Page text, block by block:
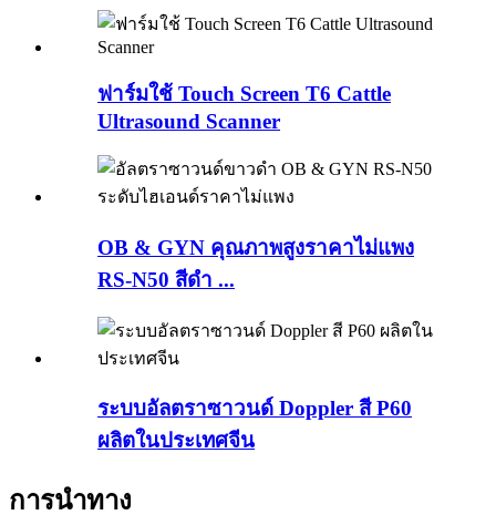
ฟาร์มใช้ Touch Screen T6 Cattle
Ultrasound Scanner
OB & GYN คุณภาพสูงราคาไม่แพง
RS-N50 ​​สีดำ ...
ระบบอัลตราซาวนด์ Doppler สี P60
ผลิตในประเทศจีน
การนำทาง